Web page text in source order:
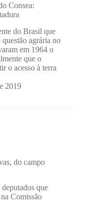
Consea:
do Brasil que
questão agrária no
em 1964 o
que o
o acesso à terra
2019
do campo
que
Comissão